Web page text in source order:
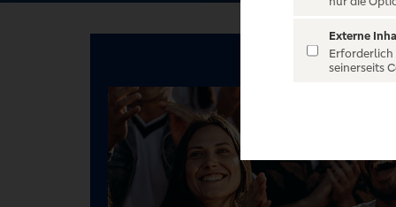
Externe
Erforderlich
seinerseits